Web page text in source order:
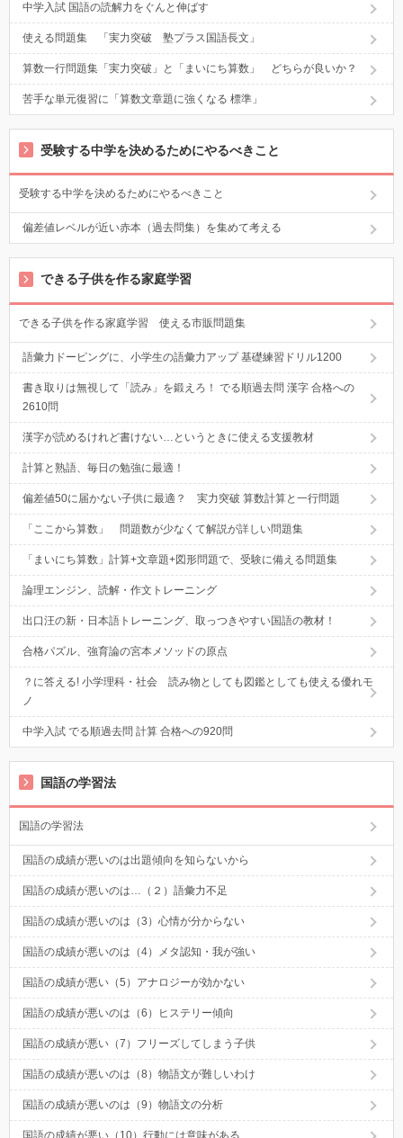
中学入試 国語の読解力をぐんと伸ばす
使える問題集 「実力突破 塾プラス国語長文」
算数一行問題集「実力突破」と「まいにち算数」 どちらが良いか？
苦手な単元復習に「算数文章題に強くなる 標準」
受験する中学を決めるためにやるべきこと
受験する中学を決めるためにやるべきこと
偏差値レベルが近い赤本（過去問集）を集めて考える
できる子供を作る家庭学習
できる子供を作る家庭学習 使える市販問題集
語彙力ドーピングに、小学生の語彙力アップ 基礎練習ドリル1200
書き取りは無視して「読み」を鍛えろ！ でる順過去問 漢字 合格への
2610問
漢字が読めるけれど書けない…というときに使える支援教材
計算と熟語、毎日の勉強に最適！
偏差値50に届かない子供に最適？ 実力突破 算数計算と一行問題
「ここから算数」 問題数が少なくて解説が詳しい問題集
「まいにち算数」計算+文章題+図形問題で、受験に備える問題集
論理エンジン、読解・作文トレーニング
出口汪の新・日本語トレーニング、取っつきやすい国語の教材！
合格パズル、強育論の宮本メソッドの原点
？に答える! 小学理科・社会 読み物としても図鑑としても使える優れモ
ノ
中学入試 でる順過去問 計算 合格への920問
国語の学習法
国語の学習法
国語の成績が悪いのは出題傾向を知らないから
国語の成績が悪いのは…（２）語彙力不足
国語の成績が悪いのは（3）心情が分からない
国語の成績が悪いのは（4）メタ認知・我が強い
国語の成績が悪い（5）アナロジーが効かない
国語の成績が悪いのは（6）ヒステリー傾向
国語の成績が悪い（7）フリーズしてしまう子供
国語の成績が悪いのは（8）物語文が難しいわけ
国語の成績が悪いのは（9）物語文の分析
国語の成績が悪い（10）行動には意味がある